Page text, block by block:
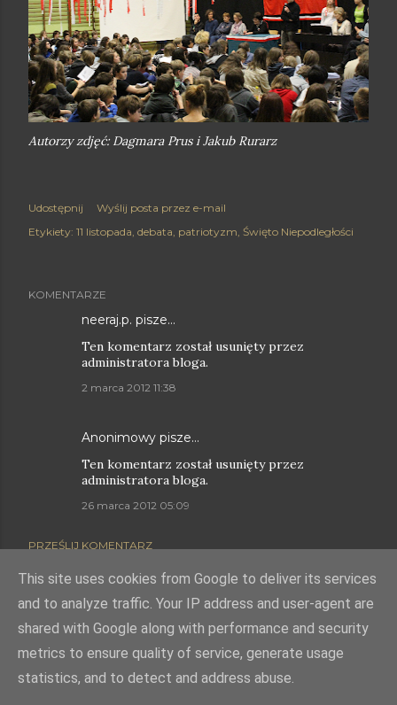
Autorzy zdjęć: Dagmara Prus i Jakub Rurarz
Udostępnij
Wyślij posta przez e-mail
Etykiety: 11 listopada debata patriotyzm Święto Niepodległości
KOMENTARZE
neeraj.p. pisze…
Ten komentarz został usunięty przez
administratora bloga.
2 marca 2012 11:38
Anonimowy pisze…
Ten komentarz został usunięty przez
administratora bloga.
26 marca 2012 05:09
PRZEŚLIJ KOMENTARZ
Obsługiwane przez usługę Blogger
Autor obrazów motywu:mskowronek
This site uses cookies from Google to deliver its services
and to analyze traffic. Your IP address and user-agent are
shared with Google along with performance and security
metrics to ensure quality of service, generate usage
statistics, and to detect and address abuse.